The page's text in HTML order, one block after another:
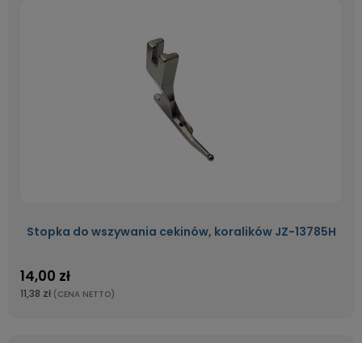
Stopka do wszywania cekinów, koralików JZ-13785H
14,00 zł
11,38 zł (CENA NETTO)